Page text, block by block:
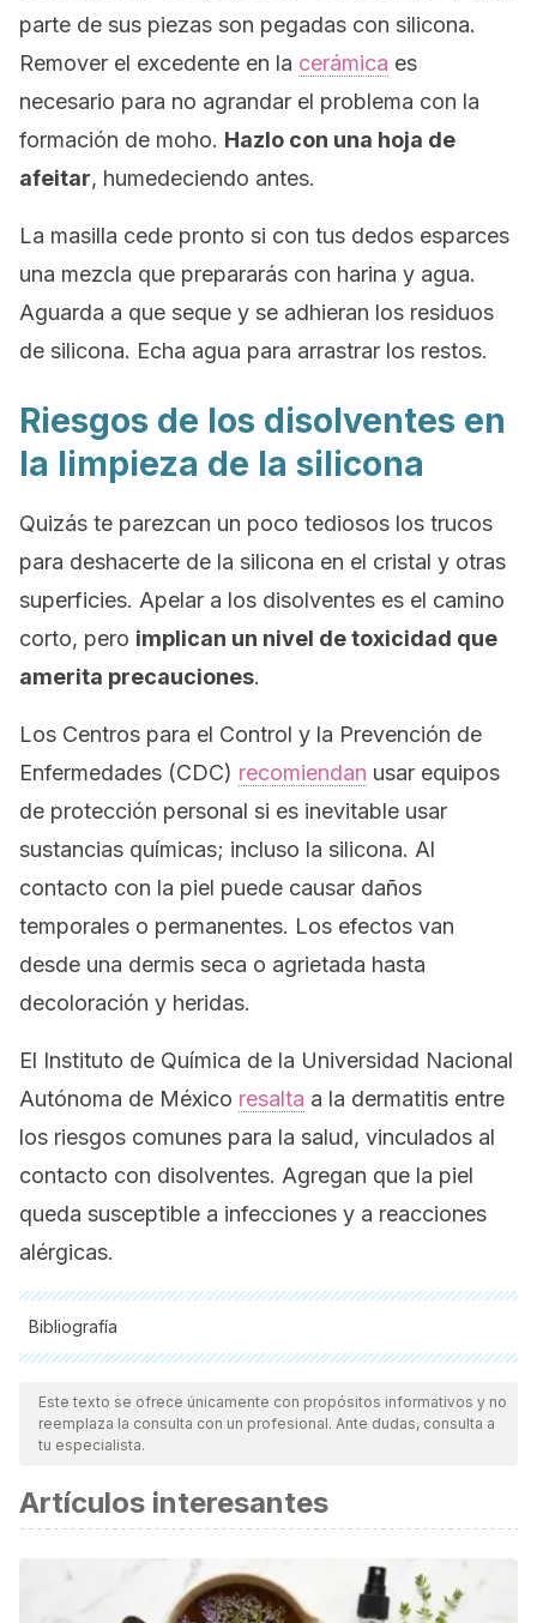
parte de sus piezas son pegadas con silicona.
Remover el excedente en la cerámica es
necesario para no agrandar el problema con la
formación de moho. Hazlo con una hoja de
afeitar, humedeciendo antes.
La masilla cede pronto si con tus dedos esparces
una mezcla que prepararás con harina y agua.
Aguarda a que seque y se adhieran los residuos
de silicona. Echa agua para arrastrar los restos.
Riesgos de los disolventes en
la limpieza de la silicona
Quizás te parezcan un poco tediosos los trucos
para deshacerte de la silicona en el cristal y otras
superficies. Apelar a los disolventes es el camino
corto, pero implican un nivel de toxicidad que
amerita precauciones.
Los Centros para el Control y la Prevención de
Enfermedades (CDC) recomiendan usar equipos
de protección personal si es inevitable usar
sustancias químicas; incluso la silicona. Al
contacto con la piel puede causar daños
temporales o permanentes. Los efectos van
desde una dermis seca o agrietada hasta
decoloración y heridas.
El Instituto de Química de la Universidad Nacional
Autónoma de México resalta a la dermatitis entre
los riesgos comunes para la salud, vinculados al
contacto con disolventes. Agregan que la piel
queda susceptible a infecciones y a reacciones
alérgicas.
Bibliografía
Todas las fuentes citadas fueron revisadas a profundidad por
nuestro equipo, para asegurar su calidad, confiabilidad,
vigencia y validez.La bibliografía de este artículo fue
científica.
Araiza D. Procedimiento de operación para el manejo de
disolventes. Instituto de Química. Universidad Nacional
Autónoma de México. México; 2020.
Este texto se ofrece únicamente con propósitos informativos y no
reemplaza la consulta con un profesional. Ante dudas, consulta a
tu especialista.
Artículos interesantes